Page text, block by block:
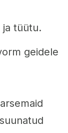
ja tüütu.
geidele